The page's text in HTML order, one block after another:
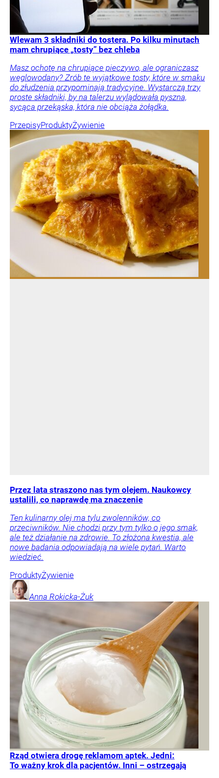
Wlewam 3 składniki do tostera. Po kilku minutach
mam chrupiące „tosty” bez chleba
Masz ochotę na chrupiące pieczywo, ale ograniczasz
węglowodany? Zrób te wyjątkowe tosty, które w smaku
do złudzenia przypominają tradycyjne. Wystarczą trzy
proste składniki, by na talerzu wylądowała pyszna,
sycąca przekąska, która nie obciąża żołądka.
PrzepisyProduktyŻywienie
Przez lata straszono nas tym olejem. Naukowcy
ustalili, co naprawdę ma znaczenie
Ten kulinarny olej ma tylu zwolenników, co
przeciwników. Nie chodzi przy tym tylko o jego smak,
ale też działanie na zdrowie. To złożona kwestia, ale
nowe badania odpowiadają na wiele pytań. Warto
wiedzieć.
ProduktyŻywienie
Anna Rokicka-Żuk
Rząd otwiera drogę reklamom aptek. Jedni:
To ważny krok dla pacjentów. Inni – ostrzegają